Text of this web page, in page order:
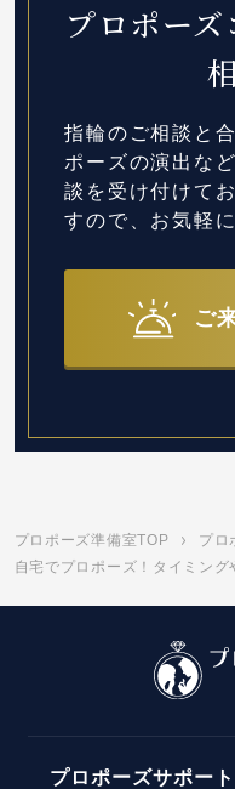
プロポー
指輪のご相談と
ポーズの演出など
談を受け付けて
すので、お気軽
ご
プロポーズ準備室TOP プロ
自宅でプロポーズ！タイミン
プロポーズサポート